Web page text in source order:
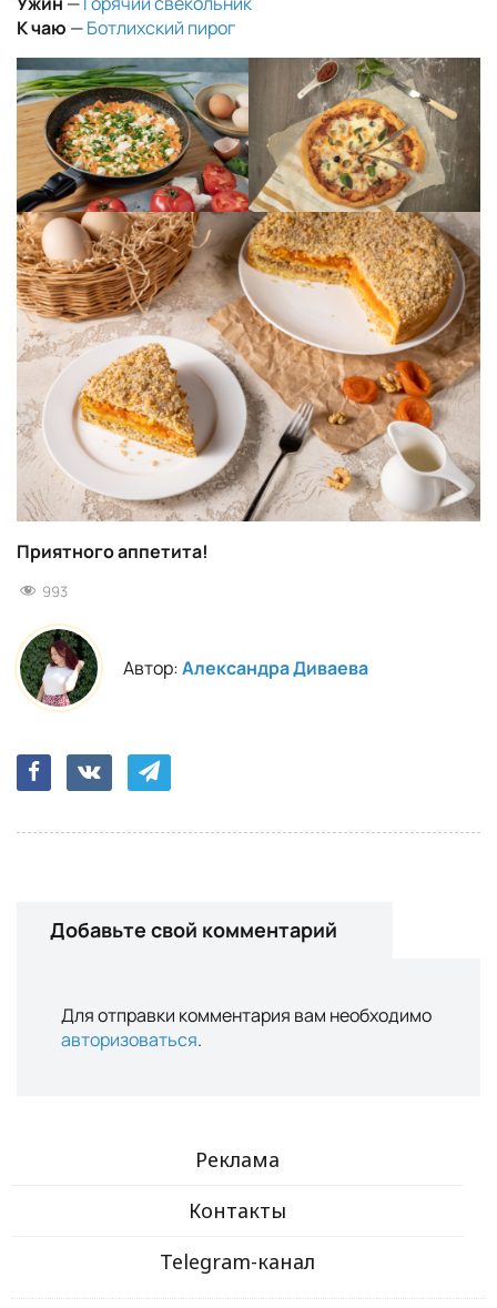
К чаю —Ботлихский пирог
Приятного аппетита!
993
Автор:Александра Диваева
Добавьте свой комментарий
Для отправки комментария вам необходимо
авторизоваться.
Реклама
Контакты
Telegram-канал